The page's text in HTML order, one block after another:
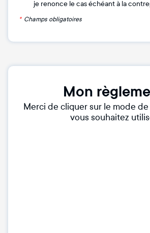
je renonce le cas échéant à la
* Champs obligatoires
Mon
Merci de cliquer sur le mode
vous souhaitez